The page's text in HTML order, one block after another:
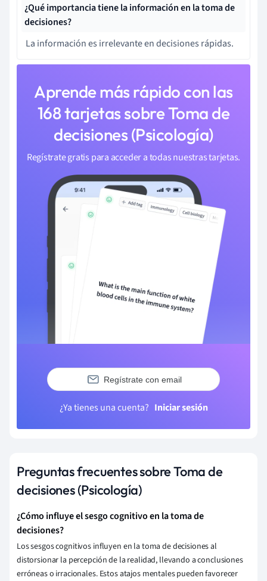
¿Qué importancia tiene la información en la toma de
decisiones?
La información es irrelevante en decisiones rápidas.
Aprende más rápido con las
168 tarjetas sobre Toma de
decisiones (Psicología)
Regístrate gratis para acceder a todas nuestras tarjetas.
Regístrate con email
¿Ya tienes una cuenta? Iniciar sesión
Preguntas frecuentes sobre Toma de
decisiones (Psicología)
¿Cómo influye el sesgo cognitivo en la toma de
decisiones?
Los sesgos cognitivos influyen en la toma de decisiones al
distorsionar la percepción de la realidad, llevando a conclusiones
erróneas o irracionales. Estos atajos mentales pueden favorecer